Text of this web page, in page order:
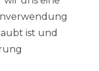
ist und